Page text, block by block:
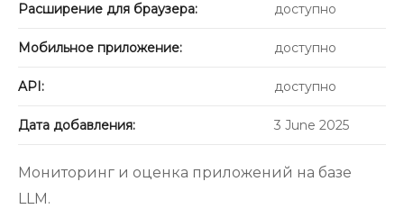
Расширение для браузера: доступно
Мобильное приложение: доступно
API: доступно
Дата добавления: 3 June 2025
Мониторинг и оценка приложений на базе
LLM.